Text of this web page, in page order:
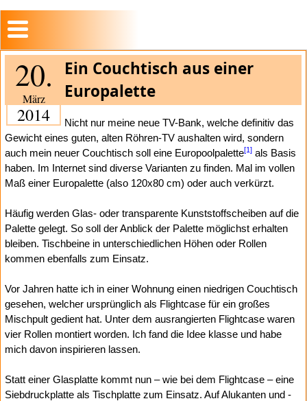
20.
März
2014
Ein Couchtisch aus einer
Europalette
Nicht nur meine neue TV-Bank, welche definitiv das
Gewicht eines guten, alten Röhren-TV aushalten wird, sondern
auch mein neuer Couchtisch soll eine Europoolpalette[1] als Basis
haben. Im Internet sind diverse Varianten zu finden. Mal im vollen
Maß einer Europalette (also 120x80 cm) oder auch verkürzt.
Häufig werden Glas- oder transparente Kunststoffscheiben auf die
Palette gelegt. So soll der Anblick der Palette möglichst erhalten
bleiben. Tischbeine in unterschiedlichen Höhen oder Rollen
kommen ebenfalls zum Einsatz.
Vor Jahren hatte ich in einer Wohnung einen niedrigen Couchtisch
gesehen, welcher ursprünglich als Flightcase für ein großes
Mischpult gedient hat. Unter dem ausrangierten Flightcase waren
vier Rollen montiert worden. Ich fand die Idee klasse und habe
mich davon inspirieren lassen.
Statt einer Glasplatte kommt nun – wie bei dem Flightcase – eine
Siebdruckplatte als Tischplatte zum Einsatz. Auf Alukanten und -